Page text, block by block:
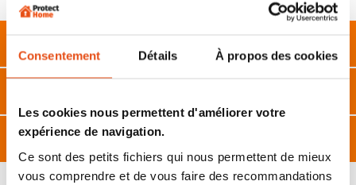
Consentement Détails À propos des cookies
Les cookies nous permettent d'améliorer votre
expérience de navigation.
Ce sont des petits fichiers qui nous permettent de mieux
vous comprendre et de vous faire des recommandations
Avis